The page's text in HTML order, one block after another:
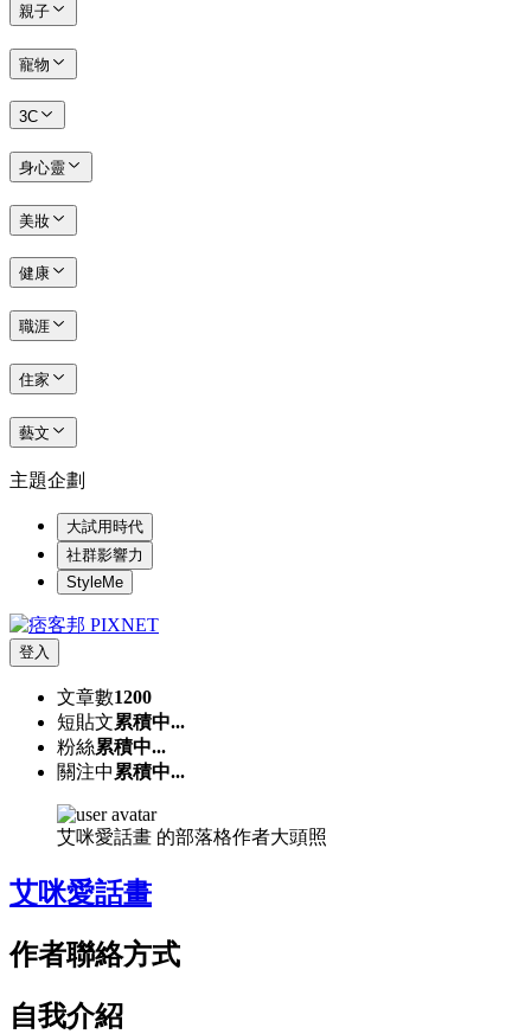
親子
寵物
3C
身心靈
美妝
健康
職涯
住家
藝文
主題企劃
大試用時代
社群影響力
StyleMe
登入
文章數1200
短貼文累積中...
粉絲累積中...
關注中 累積中...
艾咪愛話畫 的部落格作者大頭照
艾咪愛話畫
作者聯絡方式
自我介紹